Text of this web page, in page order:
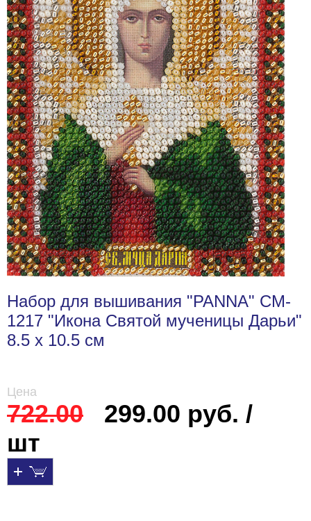
Набор для вышивания "PANNA" CM-
1217 "Икона Святой мученицы Дарьи"
8.5 х 10.5 см
Цена
722.00
299.00 руб. /
шт